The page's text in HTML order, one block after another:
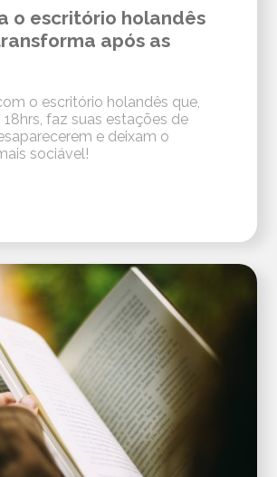
o escritório holandês
após as
o escritório holandês que,
faz suas estações de
e deixam o
sociável!